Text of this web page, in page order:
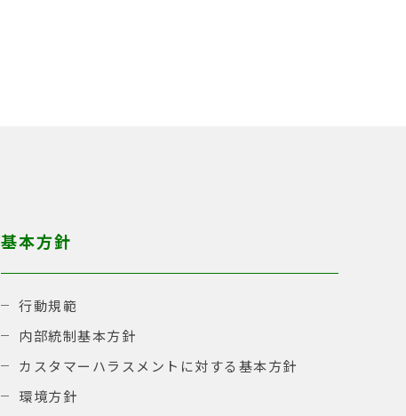
基本方針
行動規範
内部統制基本方針
カスタマーハラスメントに対する基本方針
環境方針